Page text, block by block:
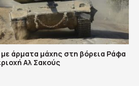
με άρματα μάχης στη βόρεια Ράφα
Αλ Σακούς